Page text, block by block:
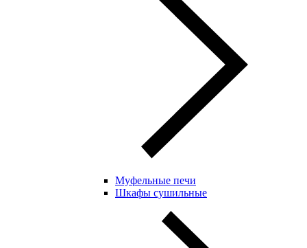
Муфельные печи
Шкафы сушильные